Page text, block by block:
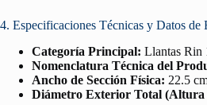
4. Especificaciones Técnicas y Datos de
Categoría Principal: Llantas Rin
Nomenclatura Técnica del
Ancho de Sección Física: 22.5
Diámetro Exterior Total (Altura